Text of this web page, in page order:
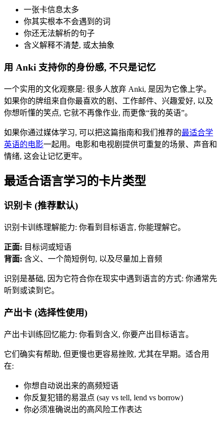
一张卡信息太多
你其实根本不会遇到的词
你还无法解析的句子
含义解释不清楚, 或太抽象
用 Anki 支持你的身份感, 不只是记忆
一个实用的文化观察是: 很多人放弃 Anki, 是因为它像上学。
如果你的牌组来自你最喜欢的剧、工作邮件、兴趣爱好, 以及
你想听懂的笑点, 它就不再像作业, 而更像“我的英语”。
如果你通过媒体学习, 可以把这篇指南和我们推荐的最适合学
英语的电影一起用。电影和电视剧提供可重复的场景、声音和
情绪, 这会让记忆更牢。
最适合语言学习的卡片类型
识别卡 (推荐默认)
识别卡训练理解能力: 你看到目标语言, 你能理解它。
正面: 目标词或短语
背面: 含义、一个简短例句, 以及尽量加上音频
识别是基础, 因为它符合你在现实中遇到语言的方式: 你通常先
听到或读到它。
产出卡 (选择性使用)
产出卡训练回忆能力: 你看到含义, 你要产出目标语言。
它们确实有帮助, 但更慢也更容易挫败, 尤其在早期。适合用
在:
你想自动说出来的高频短语
你反复犯错的易混点 (say vs tell, lend vs borrow)
你必须准确说出的高风险工作表达